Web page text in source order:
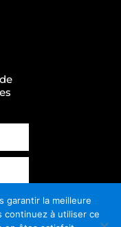
garantir la meilleure
continuez à utiliser ce